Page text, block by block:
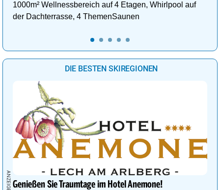
1000m² Wellnessbereich auf 4 Etagen, Whirlpool auf
der Dachterrasse, 4 ThemenSaunen
DIE BESTEN SKIREGIONEN
Genießen Sie Traumtage im Hotel Anemone!